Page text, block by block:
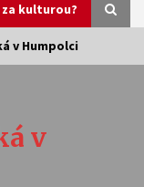
za kulturou?
v Humpolci
v